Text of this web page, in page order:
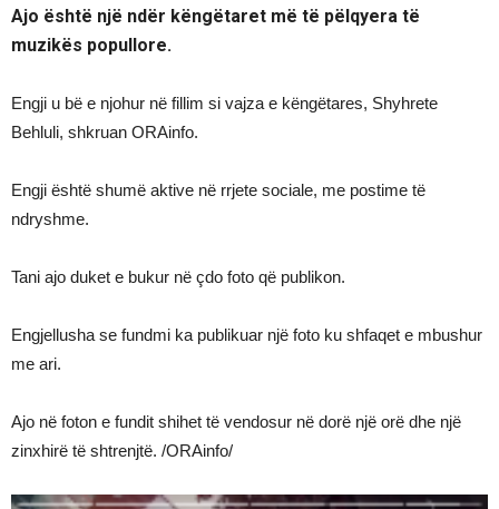
Ajo është një ndër këngëtaret më të pëlqyera të
muzikës popullore.
Engji u bë e njohur në fillim si vajza e këngëtares, Shyhrete
Behluli, shkruan ORAinfo.
Engji është shumë aktive në rrjete sociale, me postime të
ndryshme.
Tani ajo duket e bukur në çdo foto që publikon.
Engjellusha se fundmi ka publikuar një foto ku shfaqet e mbushur
me ari.
Ajo në foton e fundit shihet të vendosur në dorë një orë dhe një
zinxhirë të shtrenjtë. /ORAinfo/